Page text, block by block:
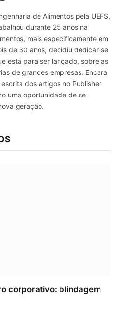
de Alimentos pela UEFS,
durante 25 anos na
mais especificamente em
de 30 anos, decidiu dedicar-se
está para ser lançado, sobre as
de grandes empresas. Encara
dos artigos no Publisher
uma oportunidade de se
geração.
corporativo: blindagem